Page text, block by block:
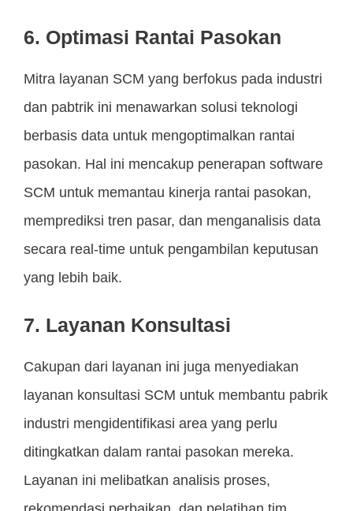
6. Optimasi Rantai Pasokan
Mitra layanan SCM yang berfokus pada industri
dan pabtrik ini menawarkan solusi teknologi
berbasis data untuk mengoptimalkan rantai
pasokan. Hal ini mencakup penerapan software
SCM untuk memantau kinerja rantai pasokan,
memprediksi tren pasar, dan menganalisis data
secara real-time untuk pengambilan keputusan
yang lebih baik.
7. Layanan Konsultasi
Cakupan dari layanan ini juga menyediakan
layanan konsultasi SCM untuk membantu pabrik
industri mengidentifikasi area yang perlu
ditingkatkan dalam rantai pasokan mereka.
Layanan ini melibatkan analisis proses,